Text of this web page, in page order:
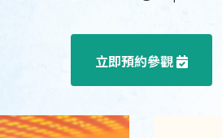
立即預約參觀